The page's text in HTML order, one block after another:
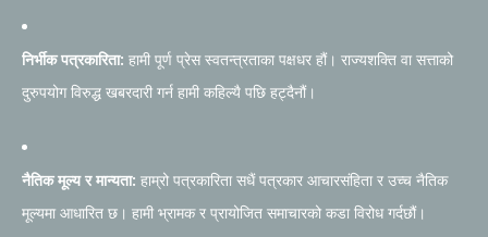
निर्भीक पत्रकारिता: हामी पूर्ण प्रेस स्वतन्त्रताका पक्षधर हौं। राज्यशक्ति वा सत्ताको
दुरुपयोग विरुद्ध खबरदारी गर्न हामी कहिल्यै पछि हट्दैनौं।
नैतिक मूल्य र मान्यता: हाम्रो पत्रकारिता सधैं पत्रकार आचारसंहिता र उच्च नैतिक
मूल्यमा आधारित छ। हामी भ्रामक र प्रायोजित समाचारको कडा विरोध गर्दछौं।